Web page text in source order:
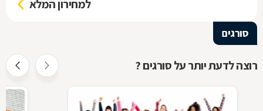
למחירון המלא
סורגים
רוצה לדעת יותר על סורגים ?